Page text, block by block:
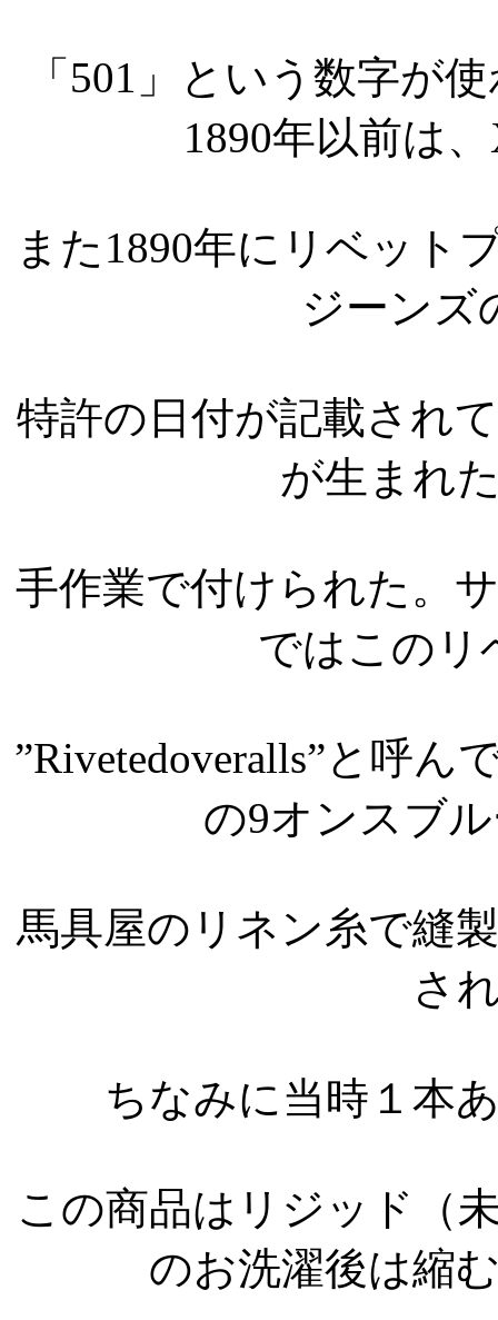
「501」という数字が
1890年以前は
また1890年にリベット
ジーンズ
特許の日付が記載され
が生まれ
手作業で付けられた。
ではこのリ
”Rivetedoveralls”と呼
の9オンスブ
馬具屋のリネン糸で縫
さ
ちなみに当時１本
この商品はリジッド（
のお洗濯後は縮